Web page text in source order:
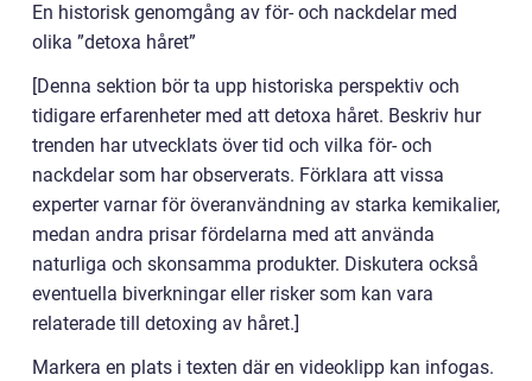
En historisk genomgång av för- och nackdelar med
olika ”detoxa håret”
[Denna sektion bör ta upp historiska perspektiv och
tidigare erfarenheter med att detoxa håret. Beskriv hur
trenden har utvecklats över tid och vilka för- och
nackdelar som har observerats. Förklara att vissa
experter varnar för överanvändning av starka kemikalier,
medan andra prisar fördelarna med att använda
naturliga och skonsamma produkter. Diskutera också
eventuella biverkningar eller risker som kan vara
relaterade till detoxing av håret.]
Markera en plats i texten där en videoklipp kan infogas.